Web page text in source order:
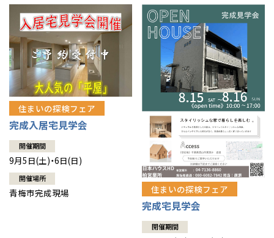
住まいの探検フェア
完成入居宅見学会
開催期間
9月5日(土)・6日(日)
開催場所
青梅市完成現場 住まいの探検フェア
完成宅見学会
開催期間